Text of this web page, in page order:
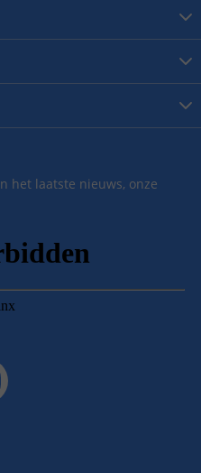
het laatste nieuws, onze